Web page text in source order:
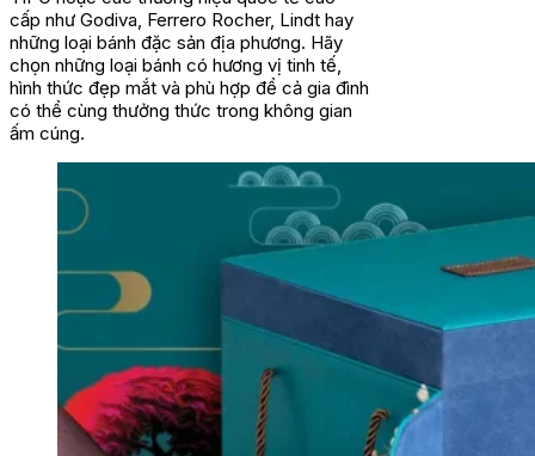
cấp như Godiva, Ferrero Rocher, Lindt hay
những loại bánh đặc sản địa phương. Hãy
chọn những loại bánh có hương vị tinh tế,
hình thức đẹp mắt và phù hợp để cả gia đình
có thể cùng thưởng thức trong không gian
ấm cúng.